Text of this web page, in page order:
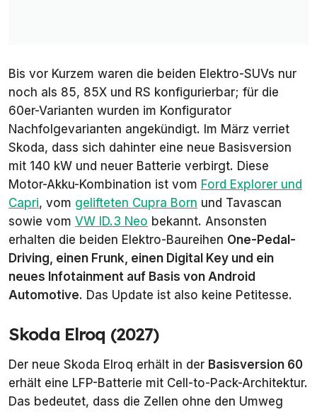
Bis vor Kurzem waren die beiden Elektro-SUVs nur
noch als 85, 85X und RS konfigurierbar; für die
60er-Varianten wurden im Konfigurator
Nachfolgevarianten angekündigt. Im März verriet
Skoda, dass sich dahinter eine neue Basisversion
mit 140 kW und neuer Batterie verbirgt. Diese
Motor-Akku-Kombination ist vom Ford Explorer und
Capri, vom gelifteten Cupra Born und Tavascan
sowie vom VW ID.3 Neo bekannt. Ansonsten
erhalten die beiden Elektro-Baureihen One-Pedal-
Driving, einen Frunk, einen Digital Key und ein
neues Infotainment auf Basis von Android
Automotive. Das Update ist also keine Petitesse.
Skoda Elroq (2027)
Der neue Skoda Elroq erhält in der Basisversion 60
erhält eine LFP-Batterie mit Cell-to-Pack-Architektur.
Das bedeutet, dass die Zellen ohne den Umweg